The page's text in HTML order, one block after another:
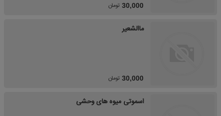
30,000 تومان
ماالشعیر
30,000 تومان
اسموتی میوه های وحشی